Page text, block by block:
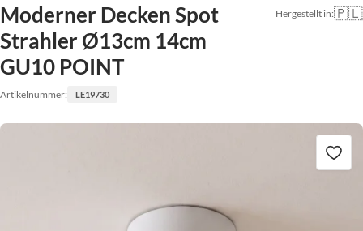
Moderner Decken Spot
Strahler Ø13cm 14cm
GU10 POINT
Artikelnummer: LE19730
Hergestellt in:🇵🇱